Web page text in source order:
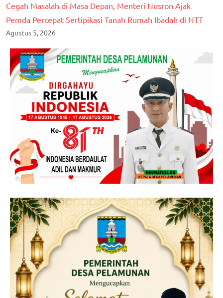
Cegah Masalah di Masa Depan, Menteri Nusron Ajak
Pemda Percepat Sertipikasi Tanah Rumah Ibadah di NTT
Agustus 5, 2026